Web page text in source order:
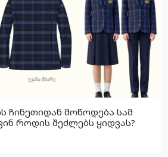
ჩინეთიდან მოწოდება სამ
როდის შეძლებს ყიდვას?